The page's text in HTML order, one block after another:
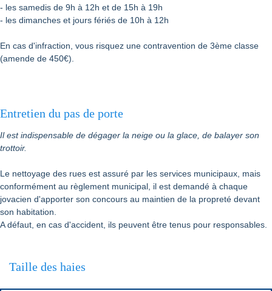
- les samedis de 9h à 12h et de 15h à 19h
- les dimanches et jours fériés de 10h à 12h
En cas d'infraction, vous risquez une contravention de 3ème classe
(amende de 450€).
Entretien du pas de porte
Il est indispensable de dégager la neige ou la glace, de balayer son
trottoir.
Le nettoyage des rues est assuré par les services municipaux, mais
conformément au règlement muni­cipal, il est demandé à chaque
jovacien d'apporter son concours au maintien de la propreté devant
son habitation.
A défaut, en cas d'accident, ils peuvent être tenus pour responsables.
Taille des haies